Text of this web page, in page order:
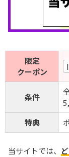
限定
クーポン
条件
特典
当サイトでは、